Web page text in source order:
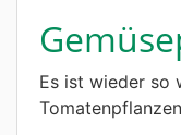
Es ist wieder so
Tomatenpflanzen